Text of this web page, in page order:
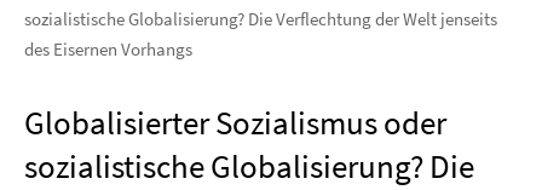
sozialistische Globalisierung? Die Verflechtung der Welt jenseits
des Eisernen Vorhangs
Globalisierter Sozialismus oder
sozialistische Globalisierung? Die